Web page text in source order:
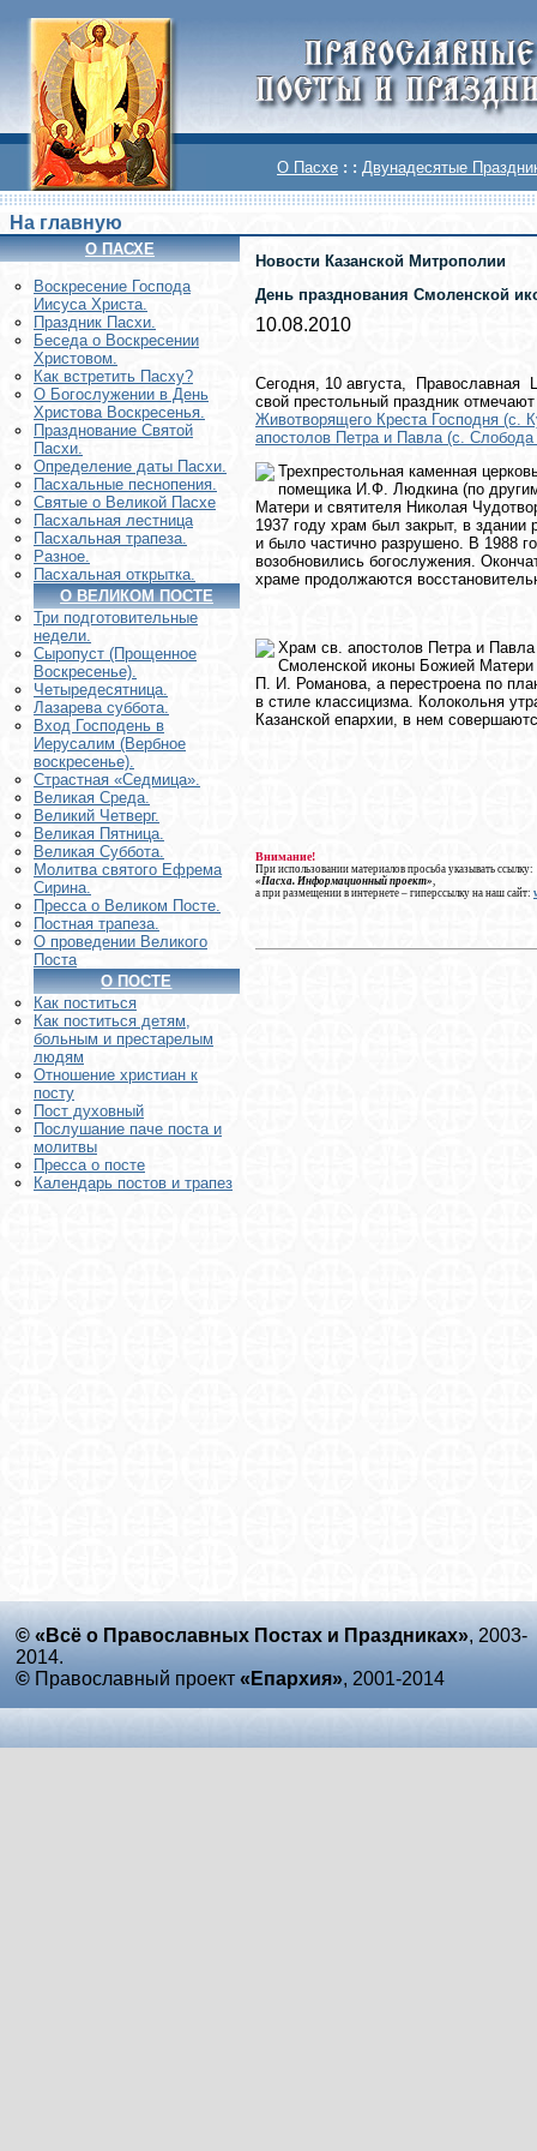
О Пасхе : : Двунадесятые
На главную
О ПАСХЕ
Воскреcение Господа
Иисуса Христа.
Праздник Пасхи.
Беседа о Воскресении
Христовом.
Как встретить Пасху?
О Богослужении в День
Христова Воскресенья.
Празднование Святой
Пасхи.
Определение даты Пасхи.
Пасхальные песнопения.
Святые о Великой Пасхе
Пасхальная лестница
Пасхальная трапеза.
Разное.
Пасхальная открытка.
О ВЕЛИКОМ ПОСТЕ
Три подготовительные
недели.
Сыропуст (Прощенное
Воскресенье).
Четыредесятница.
Лазарева суббота.
Вход Господень в
Иерусалим (Вербное
воскресенье).
Страстная «Седмица».
Великая Среда.
Великий Четверг.
Великая Пятница.
Великая Суббота.
Молитва святого Ефрема
Сирина.
Пресса о Великом Посте.
Постная трапеза.
О проведении Великого
Поста
О ПОСТЕ
Как поститься
Как поститься детям,
больным и престарелым
людям
Отношение христиан к
посту
Пост духовный
Послушание паче поста и
молитвы
Пресса о посте
Календарь постов и трапез
Новости Казанской Митрополии
День празднования Смоленской
10.08.2010
Сегодня, 10 августа,
свой престольный праздник
Животворящего Креста Господня (с.
апостолов Петра и Павла (с. Слобода
Трехпрестольная каменная
помещика И.Ф. Людкина (по
Матери и святителя Николая
1937 году храм был закрыт, в здании
и было частично разрушено. В 1988
возобновились богослужения.
храме продолжаются
Храм св. апостолов Петра и
Смоленской иконы Божией Матери
П. И. Романова, а перестроена по
в стиле классицизма. Колокольня
Казанской епархии, в нем
Внимание!
При использовании материалов просьба указывать ссылку:
«Пасха. Информационный проект»
а при размещении в интернете – гиперссылку на наш сайт:
© «Всё о Православных Постах и Праздниках», 2003-
2014.
© Православный проект «Епархия», 2001-2014